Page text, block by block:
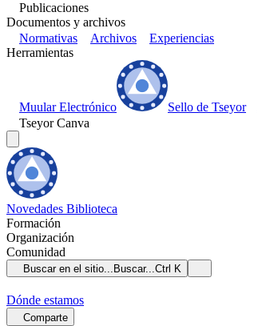
Publicaciones
Documentos y archivos
Normativas
Archivos
Experiencias
Herramientas
Muular Electrónico Sello de Tseyor
Tseyor Canva
Novedades Biblioteca
Formación
Organización
Comunidad
Buscar en el sitio... Buscar...Ctrl K
Dónde estamos
Comparte